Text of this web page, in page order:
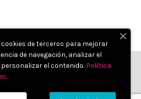
de terceros para mejorar
de navegación, analizar el
el contenido. Política
.